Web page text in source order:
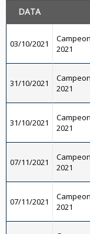
DATA
03/10/2021
2021
31/10/2021
2021
31/10/2021
2021
07/11/2021
2021
07/11/2021
2021